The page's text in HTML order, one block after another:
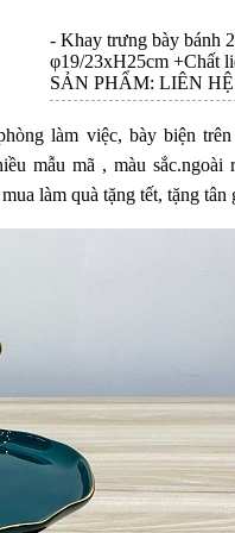
- Khay trưng bày bánh
φ19/23xH25cm +Chất
SẢN PHẨM: LIÊN
làm việc, bày biện
mẫu mã , màu
làm quà tặng tết, tặng